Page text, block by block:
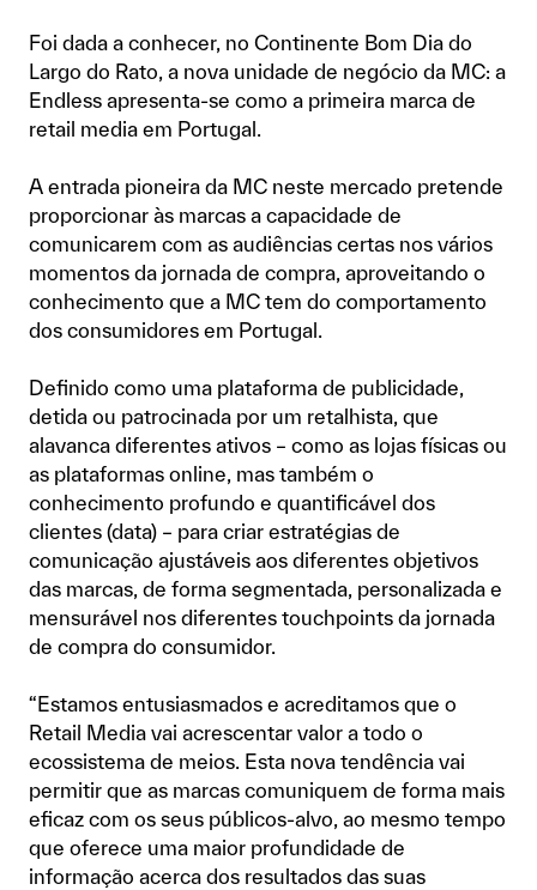
Foi dada a conhecer, no Continente Bom Dia do
Largo do Rato, a nova unidade de negócio da MC: a
Endless apresenta-se como a primeira marca de
retail media em Portugal.
A entrada pioneira da MC neste mercado pretende
proporcionar às marcas a capacidade de
comunicarem com as audiências certas nos vários
momentos da jornada de compra, aproveitando o
conhecimento que a MC tem do comportamento
dos consumidores em Portugal.
Definido como uma plataforma de publicidade,
detida ou patrocinada por um retalhista, que
alavanca diferentes ativos – como as lojas físicas ou
as plataformas online, mas também o
conhecimento profundo e quantificável dos
clientes (data) – para criar estratégias de
comunicação ajustáveis aos diferentes objetivos
das marcas, de forma segmentada, personalizada e
mensurável nos diferentes touchpoints da jornada
de compra do consumidor.
“Estamos entusiasmados e acreditamos que o
Retail Media vai acrescentar valor a todo o
ecossistema de meios. Esta nova tendência vai
permitir que as marcas comuniquem de forma mais
eficaz com os seus públicos-alvo, ao mesmo tempo
que oferece uma maior profundidade de
informação acerca dos resultados das suas